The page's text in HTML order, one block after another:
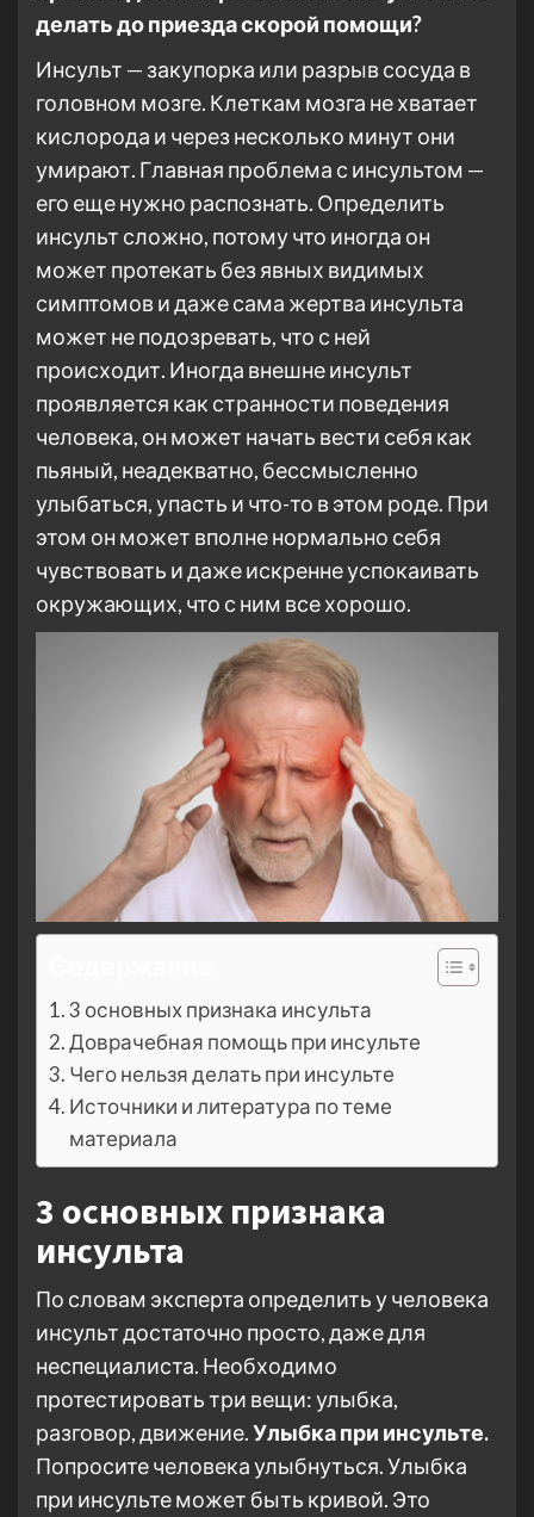
делать до приезда скорой помощи?
Инсульт — закупорка или разрыв сосуда в
головном мозге. Клеткам мозга не хватает
кислорода и через несколько минут они
умирают. Главная проблема с инсультом —
его еще нужно распознать. Определить
инсульт сложно, потому что иногда он
может протекать без явных видимых
симптомов и даже сама жертва инсульта
может не подозревать, что с ней
происходит. Иногда внешне инсульт
проявляется как странности поведения
человека, он может начать вести себя как
пьяный, неадекватно, бессмысленно
улыбаться, упасть и что-то в этом роде. При
этом он может вполне нормально себя
чувствовать и даже искренне успокаивать
окружающих, что с ним все хорошо.
3 основных признака инсульта
Доврачебная помощь при инсульте
Чего нельзя делать при инсульте
Источники и литература по теме
материала
3 основных признака
инсульта
По словам эксперта определить у человека
инсульт достаточно просто, даже для
неспециалиста. Необходимо
протестировать три вещи: улыбка,
разговор, движение.Улыбка при инсульте.
Попросите человека улыбнуться. Улыбка
при инсульте может быть кривой. Это